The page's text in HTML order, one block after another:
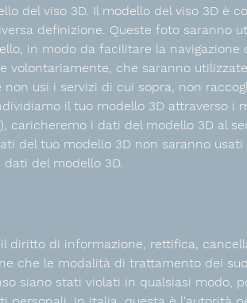
del viso 3D. Il modello del viso 3D è
definizione. Queste foto saranno
in modo da facilitare la navigazione
volontariamente, che saranno
usi i servizi di cui sopra, non
il tuo modello 3D attraverso i
caricheremo i dati del modello 3D al
del tuo modello 3D non saranno
del modello 3D.
diritto di informazione, rettifica,
che le modalità di trattamento dei
siano stati violati in qualsiasi modo,